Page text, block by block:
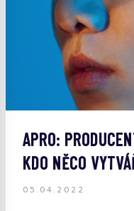
APRO:
KDO NĚCO
05.04.2022